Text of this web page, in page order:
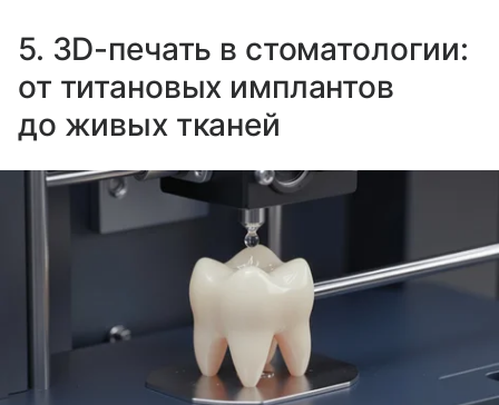
5. 3D-печать в стоматологии:
от титановых имплантов
до живых тканей